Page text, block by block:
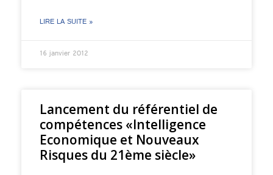
LIRE LA SUITE »
16 janvier 2012
Lancement du référentiel de
compétences «Intelligence
Economique et Nouveaux
Risques du 21ème siècle»